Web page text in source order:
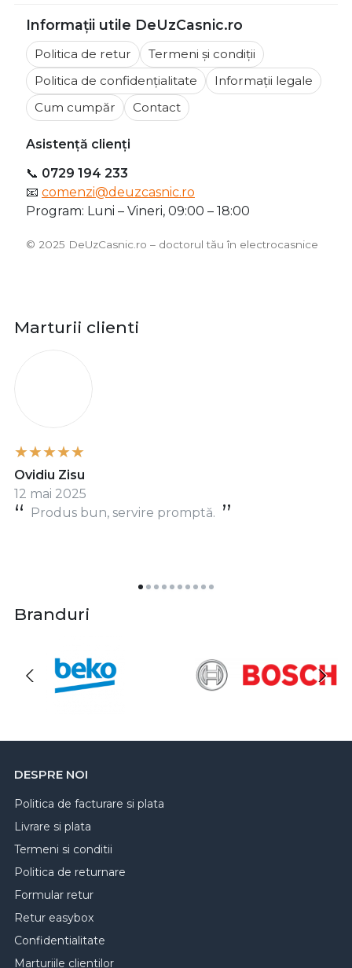
Informații utile DeUzCasnic.ro
Politica de retur
Termeni și condiții
Politica de confidențialitate
Informații legale
Cum cumpăr
Contact
Asistență clienți
📞 0729 194 233
📧 comenzi@deuzcasnic.ro
Program: Luni – Vineri, 09:00 – 18:00
©️ 2025 DeUzCasnic.ro – doctorul tău în electrocasnice
Marturii clienti
Produs bun, servire promptă.
Ovidiu Zisu
12 mai 2025
Branduri
DESPRE NOI
Politica de facturare si plata
Livrare si plata
Termeni si conditii
Politica de returnare
Formular retur
Retur easybox
Confidentialitate
Marturiile clientilor